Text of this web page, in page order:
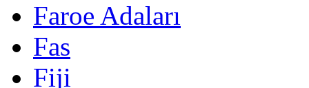
Faroe Adaları
Fas
Fiji